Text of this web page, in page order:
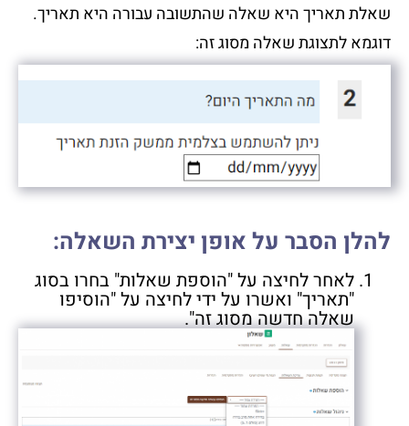
שאלת תאריך היא שאלה שהתשובה עבורה היא תאריך.
דוגמא לתצוגת שאלה מסוג זה:
להלן הסבר על אופן יצירת השאלה:
לאחר לחיצה על "הוספת שאלות" בחרו בסוג
"תאריך" ואשרו על ידי לחיצה על "הוסיפו
שאלה חדשה מסוג זה".